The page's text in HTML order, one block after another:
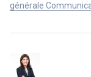
générale